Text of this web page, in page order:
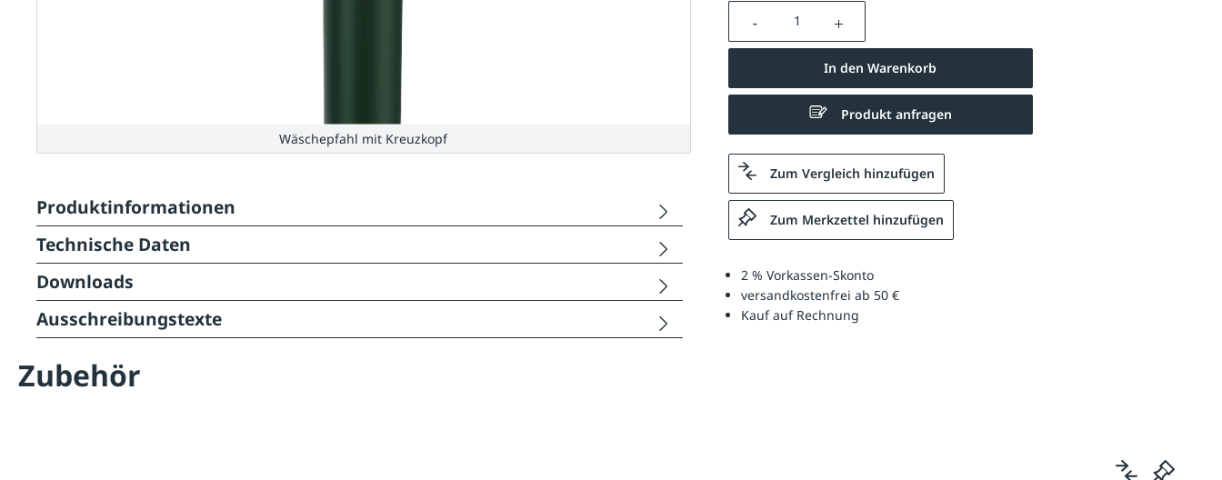
Produkt Anzahl: Gib den gewünschten Wert ein oder
In den Warenkorb
Produkt anfragen
Zum Vergleich hinzufügen
Zum Merkzettel hinzufügen
2 % Vorkassen-Skonto
versandkostenfrei ab 50 €
Kauf auf Rechnung
Wäschepfahl mit Kreuzkopf
Produktinformationen
Technische Daten
Downloads
Ausschreibungstexte
Zubehör